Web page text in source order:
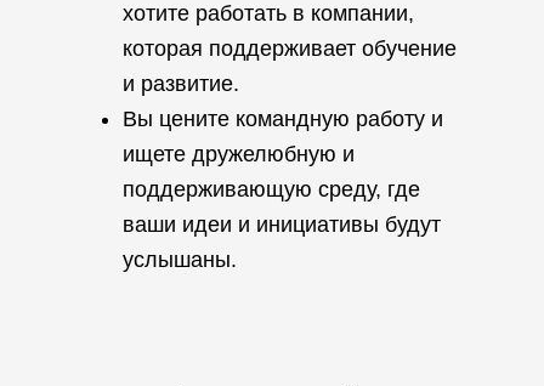
хотите работать в компании,
которая поддерживает обучение
и развитие.
Вы цените командную работу и
ищете дружелюбную и
поддерживающую среду, где
ваши идеи и инициативы будут
услышаны.